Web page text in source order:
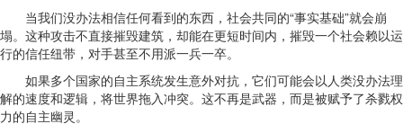
当我们没办法相信任何看到的东西，社会共同的“事实基础”就会崩
塌。这种攻击不直接摧毁建筑，却能在更短时间内，摧毁一个社会赖以运
行的信任纽带，对手甚至不用派一兵一卒。
如果多个国家的自主系统发生意外对抗，它们可能会以人类没办法理
解的速度和逻辑，将世界拖入冲突。这不再是武器，而是被赋予了杀戮权
力的自主幽灵。